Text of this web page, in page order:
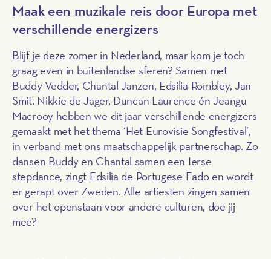
Maak een muzikale reis door Europa met
verschillende energizers
Blijf je deze zomer in Nederland, maar kom je toch
graag even in buitenlandse sferen? Samen met
Buddy Vedder, Chantal Janzen, Edsilia Rombley, Jan
Smit, Nikkie de Jager, Duncan Laurence én Jeangu
Macrooy hebben we dit jaar verschillende energizers
gemaakt met het thema ‘Het Eurovisie Songfestival’,
in verband met ons maatschappelijk partnerschap. Zo
dansen Buddy en Chantal samen een Ierse
stepdance, zingt Edsilia de Portugese Fado en wordt
er gerapt over Zweden. Alle artiesten zingen samen
over het openstaan voor andere culturen, doe jij
mee?